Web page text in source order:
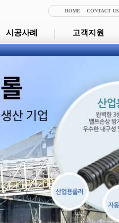
HOME CONTACT US
시공사례 고객지원